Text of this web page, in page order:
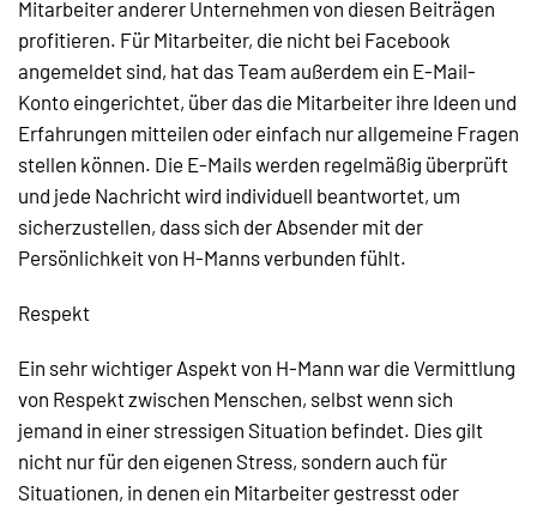
Mitarbeiter anderer Unternehmen von diesen Beiträgen
profitieren. Für Mitarbeiter, die nicht bei Facebook
angemeldet sind, hat das Team außerdem ein E-Mail-
Konto eingerichtet, über das die Mitarbeiter ihre Ideen und
Erfahrungen mitteilen oder einfach nur allgemeine Fragen
stellen können. Die E-Mails werden regelmäßig überprüft
und jede Nachricht wird individuell beantwortet, um
sicherzustellen, dass sich der Absender mit der
Persönlichkeit von H-Manns verbunden fühlt.
Respekt
Ein sehr wichtiger Aspekt von H-Mann war die Vermittlung
von Respekt zwischen Menschen, selbst wenn sich
jemand in einer stressigen Situation befindet. Dies gilt
nicht nur für den eigenen Stress, sondern auch für
Situationen, in denen ein Mitarbeiter gestresst oder